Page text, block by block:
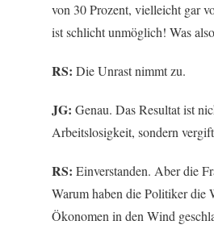
von 30 Prozent, vielleicht gar
ist schlicht unmöglich! Was
RS: Die Unrast nimmt zu.
JG: Genau. Das Resultat ist
Arbeitslosigkeit, sondern
RS: Einverstanden. Aber die
Warum haben die Politiker die
Ökonomen in den Wind